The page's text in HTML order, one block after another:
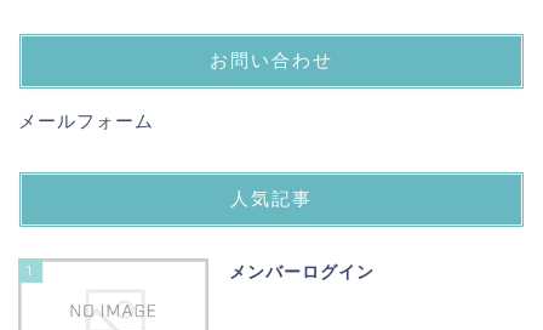
お問い合わせ
メールフォーム
人気記事
1 メンバーログイン